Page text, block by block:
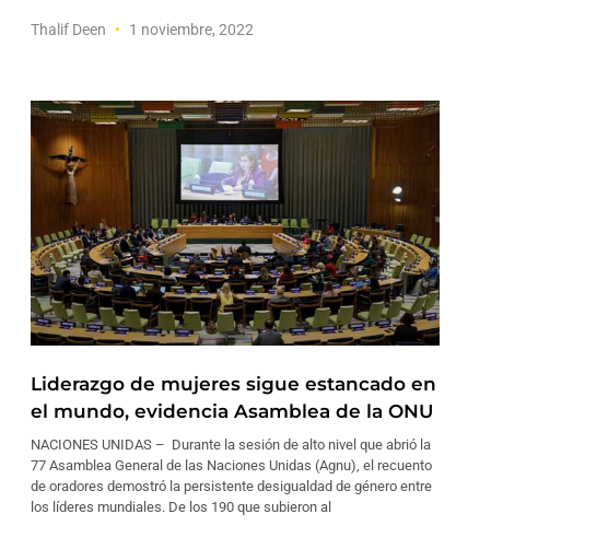
Thalif Deen 1 noviembre, 2022
Liderazgo de mujeres sigue estancado en
el mundo, evidencia Asamblea de la ONU
NACIONES UNIDAS – Durante la sesión de alto nivel que abrió la
77 Asamblea General de las Naciones Unidas (Agnu), el recuento
de oradores demostró la persistente desigualdad de género entre
los líderes mundiales. De los 190 que subieron al